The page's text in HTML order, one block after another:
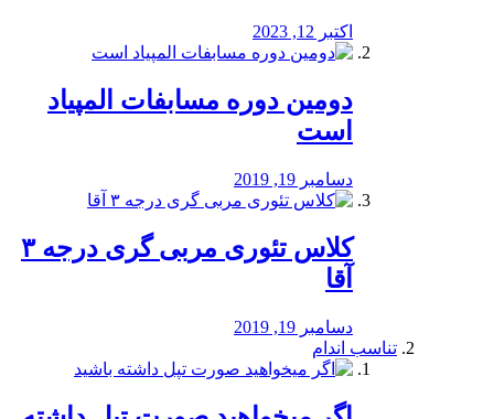
اکتبر 12, 2023
دومین دوره مسابفات المپیاد
است
دسامبر 19, 2019
کلاس تئوری مربی گری درجه ۳
آقا
دسامبر 19, 2019
تناسب اندام